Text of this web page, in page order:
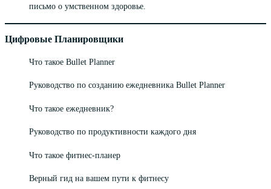
письмо о умственном здоровье.
Цифровые Планировщики
Что такое Bullet Planner
Руководство по созданию ежедневника Bullet Planner
Что такое ежедневник?
Руководство по продуктивности каждого дня
Что такое фитнес-планер
Верный гид на вашем пути к фитнесу